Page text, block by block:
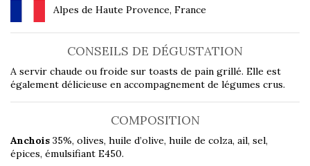
Alpes de Haute Provence, France
CONSEILS DE DÉGUSTATION
A servir chaude ou froide sur toasts de pain grillé. Elle est
également délicieuse en accompagnement de légumes crus.
COMPOSITION
Anchois 35%, olives, huile d’olive, huile de colza, ail, sel,
épices, émulsifiant E450.